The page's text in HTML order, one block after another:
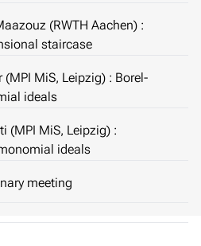
(RWTH Aachen) :
staircase
(MPI MiS, Leipzig) : Borel-
ideals
(MPI MiS, Leipzig) :
ideals
meeting